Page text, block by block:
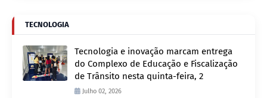
TECNOLOGIA
Tecnologia e inovação marcam entrega
do Complexo de Educação e Fiscalização
de Trânsito nesta quinta-feira, 2
Julho 02, 2026